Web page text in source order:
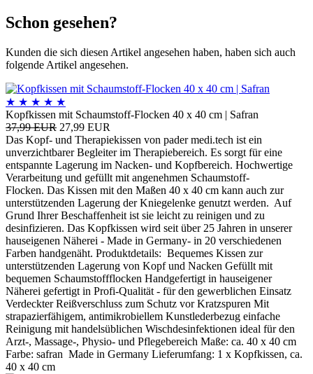
Schon gesehen?
Kunden die sich diesen Artikel angesehen haben, haben sich auch
folgende Artikel angesehen.
★ ★ ★ ★ ★
Kopfkissen mit Schaumstoff-Flocken 40 x 40 cm | Safran
37,99 EUR 27,99 EUR
Das Kopf- und Therapiekissen von pader medi.tech ist ein
unverzichtbarer Begleiter im Therapiebereich. Es sorgt für eine
entspannte Lagerung im Nacken- und Kopfbereich. Hochwertige
Verarbeitung und gefüllt mit angenehmen Schaumstoff-
Flocken. Das Kissen mit den Maßen 40 x 40 cm kann auch zur
unterstützenden Lagerung der Kniegelenke genutzt werden. Auf
Grund Ihrer Beschaffenheit ist sie leicht zu reinigen und zu
desinfizieren. Das Kopfkissen wird seit über 25 Jahren in unserer
hauseigenen Näherei - Made in Germany- in 20 verschiedenen
Farben handgenäht. Produktdetails: Bequemes Kissen zur
unterstützenden Lagerung von Kopf und Nacken Gefüllt mit
bequemen Schaumstoffflocken Handgefertigt in hauseigener
Näherei gefertigt in Profi-Qualität - für den gewerblichen Einsatz
Verdeckter Reißverschluss zum Schutz vor Kratzspuren Mit
strapazierfähigem, antimikrobiellem Kunstlederbezug einfache
Reinigung mit handelsüblichen Wischdesinfektionen ideal für den
Arzt-, Massage-, Physio- und Pflegebereich Maße: ca. 40 x 40 cm
Farbe: safran Made in Germany Lieferumfang: 1 x Kopfkissen, ca.
40 x 40 cm